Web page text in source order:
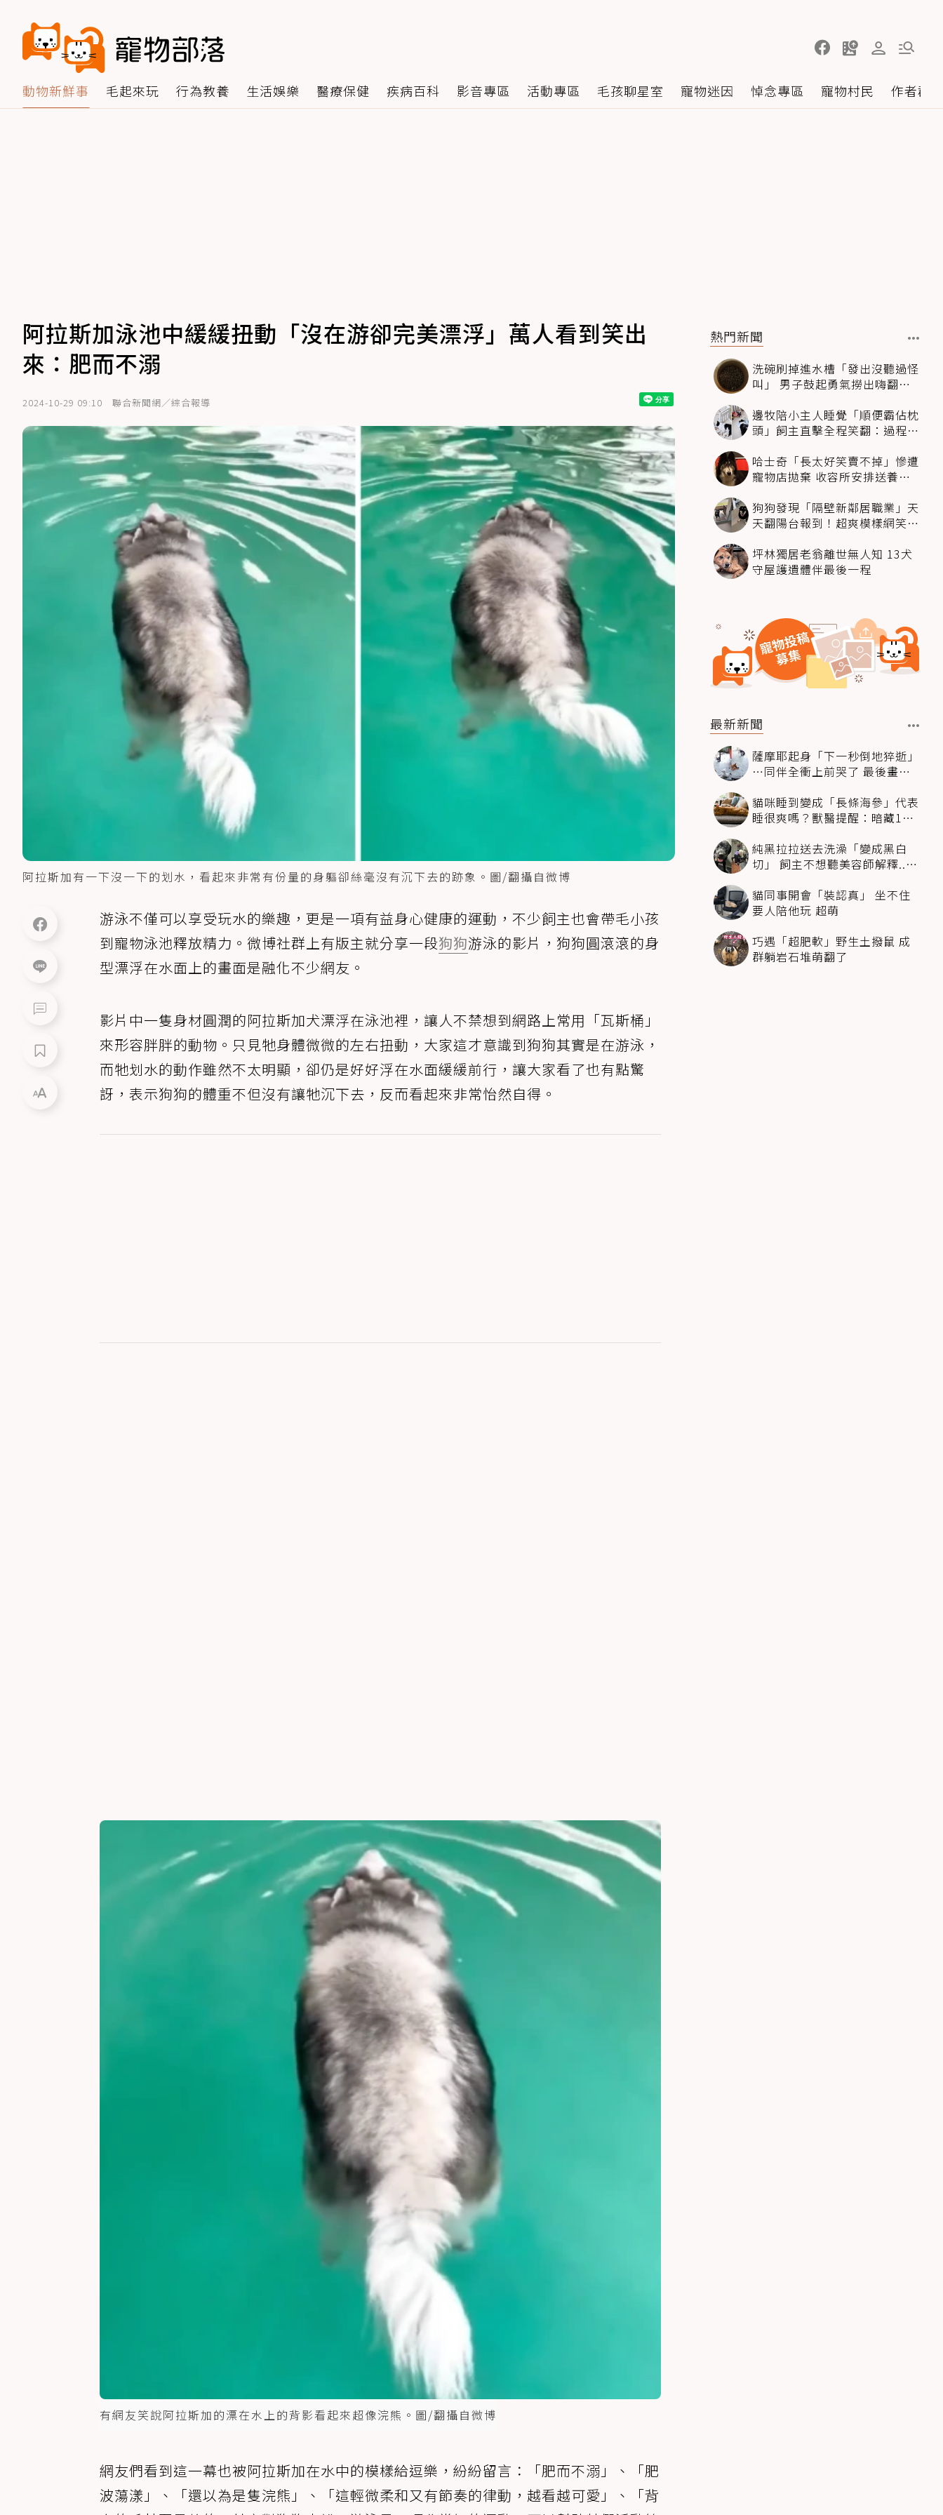
動物新鮮事 毛起來玩 行為教養 生活娛樂 醫療保健 疾病百科 影音專區 活動專區 毛孩聊星室 寵物迷因 悼念專區 寵物村民 作者群
阿拉斯加泳池中緩緩扭動「沒在游卻完美漂浮」萬人看到笑出
來：肥而不溺
2024-10-29 09:10 聯合新聞網／綜合報導
阿拉斯加有一下沒一下的划水，看起來非常有份量的身軀卻絲毫沒有沉下去的跡象。圖/翻攝自微博
游泳不僅可以享受玩水的樂趣，更是一項有益身心健康的運動，不少飼主也會帶毛小孩
到寵物泳池釋放精力。微博社群上有版主就分享一段狗狗游泳的影片，狗狗圓滾滾的身
型漂浮在水面上的畫面是融化不少網友。
影片中一隻身材圓潤的阿拉斯加犬漂浮在泳池裡，讓人不禁想到網路上常用「瓦斯桶」
來形容胖胖的動物。只見牠身體微微的左右扭動，大家這才意識到狗狗其實是在游泳，
而牠划水的動作雖然不太明顯，卻仍是好好浮在水面緩緩前行，讓大家看了也有點驚
訝，表示狗狗的體重不但沒有讓牠沉下去，反而看起來非常怡然自得。
有網友笑說阿拉斯加的漂在水上的背影看起來超像浣熊。圖/翻攝自微博
網友們看到這一幕也被阿拉斯加在水中的模樣給逗樂，紛紛留言：「肥而不溺」、「肥
波蕩漾」、「還以為是隻浣熊」、「這輕微柔和又有節奏的律動，越看越可愛」、「背
熱門新聞
洗碗刷掉進水槽「發出沒聽過怪
叫」 男子鼓起勇氣撈出嗨翻：
邊牧陪小主人睡覺「順便霸佔枕
頭」飼主直擊全程笑翻：過程絲
哈士奇「長太好笑賣不掉」慘遭
寵物店拋棄 收容所安排送養活
狗狗發現「隔壁新鄰居職業」天
天翻陽台報到！超爽模樣網笑
坪林獨居老翁離世無人知 13犬
守屋護遺體伴最後一程
最新新聞
薩摩耶起身「下一秒倒地猝逝」
…同伴全衝上前哭了 最後畫面
貓咪睡到變成「長條海參」代表
睡很爽嗎？獸醫提醒：暗藏1種
純黑拉拉送去洗澡「變成黑白
切」 飼主不想聽美容師解釋..衝
貓同事開會「裝認真」 坐不住
要人陪他玩 超萌
巧遇「超肥軟」野生土撥鼠 成
群躺岩石堆萌翻了